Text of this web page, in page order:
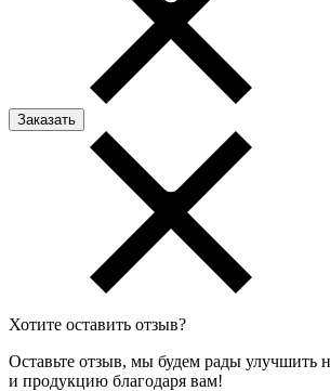
Хотите оставить отзыв?
Оставьте отзыв, мы будем рады улучшить
и продукцию благодаря вам!